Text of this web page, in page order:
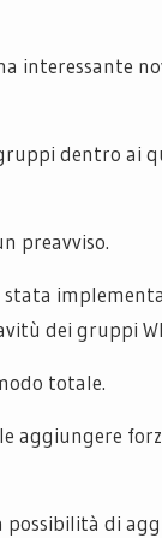
interessante
dentro ai
preavviso.
stata
dei gruppi
totale.
aggiungere
di